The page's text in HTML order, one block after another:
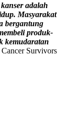
adalah
Masyarakat
bergantung
produk-
kemudaratan
Survivors